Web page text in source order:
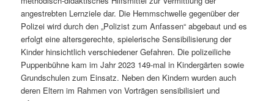
angestrebten Lernziele dar. Die Hemmschwelle gegenüber der
Polizei wird durch den „Polizist zum Anfassen“ abgebaut und es
erfolgt eine altersgerechte, spielerische Sensibilisierung der
Kinder hinsichtlich verschiedener Gefahren. Die polizeiliche
Puppenbühne kam im Jahr 2023 149-mal in Kindergärten sowie
Grundschulen zum Einsatz. Neben den Kindern wurden auch
deren Eltern im Rahmen von Vorträgen sensibilisiert und